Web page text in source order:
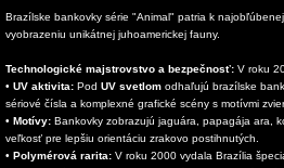
Brazílske bankovky série "Animal" patria k
vyobrazeniu unikátnej juhoamerickej fauny.
Technologické majstrovstvo a bezpečnosť: V roku
• UV aktivita: Pod UV svetlom odhaľujú brazílske
sériové čísla a komplexné grafické scény s motívmi
• Motívy: Bankovky zobrazujú jaguára, papagája ara,
veľkosť pre lepšiu orientáciu zrakovo postihnutých.
• Polymérová rarita: V roku 2000 vydala Brazília